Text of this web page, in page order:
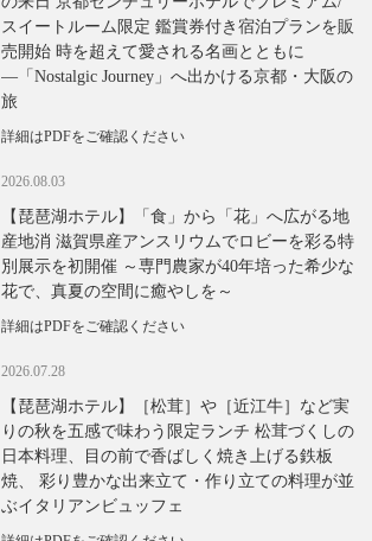
スイートルーム限定 鑑賞券付き宿泊プランを販
売開始 時を超えて愛される名画とともに
―「Nostalgic Journey」へ出かける京都・大阪の
旅
詳細はPDFをご確認ください
2026.08.03
【琵琶湖ホテル】「食」から「花」へ広がる地
産地消 滋賀県産アンスリウムでロビーを彩る特
別展示を初開催 ～専門農家が40年培った希少な
花で、真夏の空間に癒やしを～
詳細はPDFをご確認ください
2026.07.28
【琵琶湖ホテル】［松茸］や［近江牛］など実
りの秋を五感で味わう限定ランチ 松茸づくしの
日本料理、目の前で香ばしく焼き上げる鉄板
焼、 彩り豊かな出来立て・作り立ての料理が並
ぶイタリアンビュッフェ